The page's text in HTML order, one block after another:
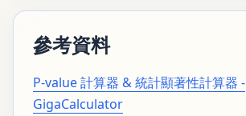
參考資料
P-value 計算器 & 統計顯著性計算器 -
GigaCalculator